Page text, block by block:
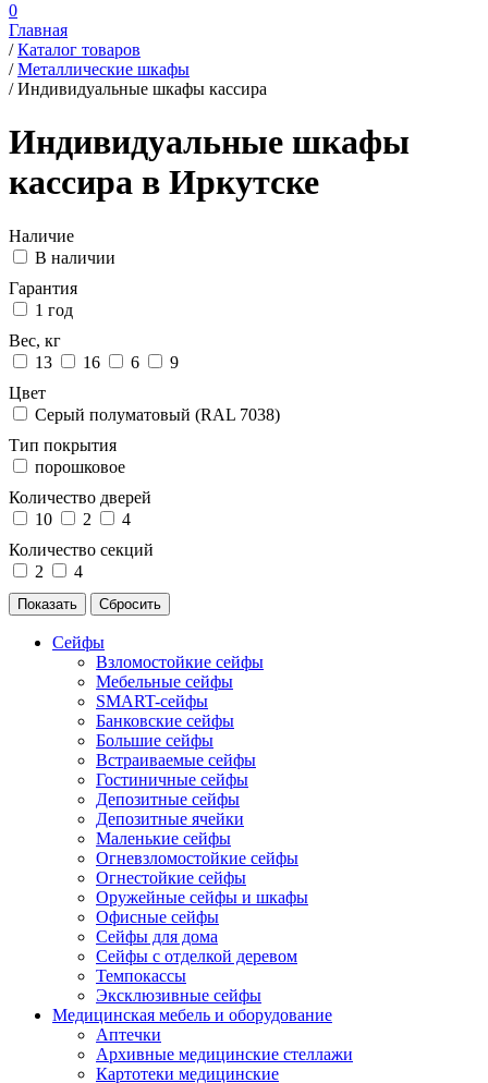
0
Главная
/ Каталог товаров
/ Металлические шкафы
/ Индивидуальные шкафы кассира
Индивидуальные шкафы
кассира в Иркутске
Наличие
В наличии
Гарантия
1 год
Вес, кг
13
16 6
9
Цвет
Серый полуматовый (RAL 7038)
Тип покрытия
порошковое
Количество дверей
10
2
4
Количество секций
2
4
Сейфы
Взломостойкие сейфы
Мебельные сейфы
SMART-сейфы
Банковские сейфы
Большие сейфы
Встраиваемые сейфы
Гостиничные сейфы
Депозитные сейфы
Депозитные ячейки
Маленькие сейфы
Огневзломостойкие сейфы
Огнестойкие сейфы
Оружейные сейфы и шкафы
Офисные сейфы
Сейфы для дома
Сейфы с отделкой деревом
Темпокассы
Эксклюзивные сейфы
Медицинская мебель и оборудование
Аптечки
Архивные медицинские стеллажи
Картотеки медицинские